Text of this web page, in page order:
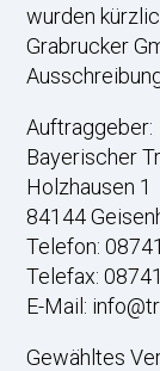
wurden
Grabrucker
Auftraggeber:
Bayerischer
Holzhausen 1
84144
Telefon:
Telefax:
E-Mail:
Gewähltes